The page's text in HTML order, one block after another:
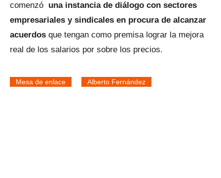
comenzó una instancia de diálogo con sectores
empresariales y sindicales en procura de alcanzar
acuerdos que tengan como premisa lograr la mejora
real de los salarios por sobre los precios.
Mesa de enlace Alberto Fernández